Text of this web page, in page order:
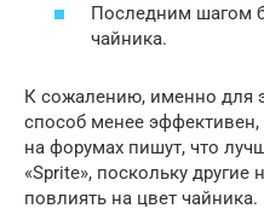
Последним шагом
чайника.
К сожалению, именно для
способ менее
на форумах пишут, что
«Sprite», поскольку другие
повлиять на цвет чайника.